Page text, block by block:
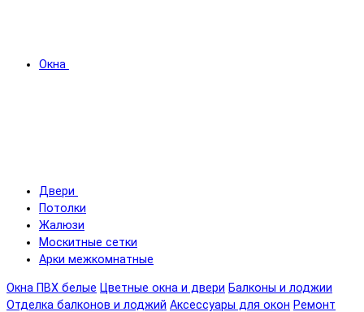
Окна
Двери
Потолки
Жалюзи
Москитные сетки
Арки межкомнатные
Окна ПВХ белые Цветные окна и двери Балконы и лоджии
Отделка балконов и лоджий Аксессуары для окон Ремонт